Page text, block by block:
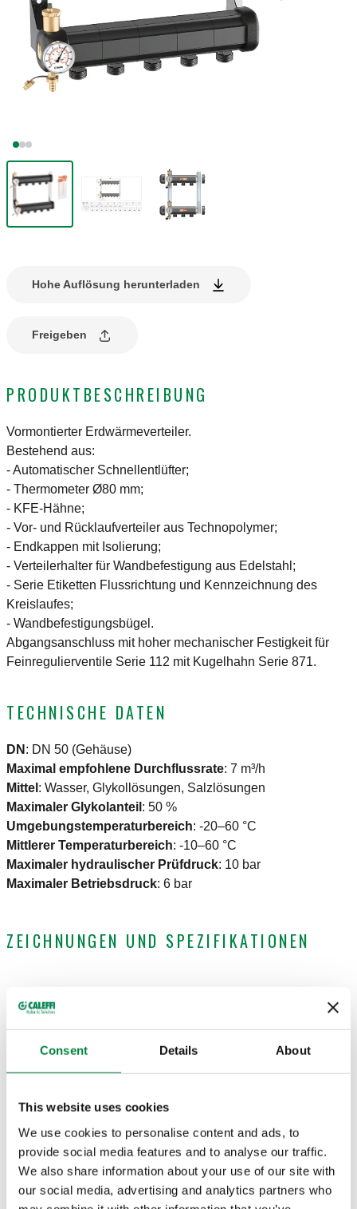
Consent Details About
This website uses cookies
We use cookies to personalise content and ads, to
provide social media features and to analyse our traffic.
We also share information about your use of our site with
our social media, advertising and analytics partners who
Hohe Auflösung herunterladen
Freigeben
PRODUKTBESCHREIBUNG
Vormontierter Erdwärmeverteiler.
Bestehend aus:
- Automatischer Schnellentlüfter;
- Thermometer Ø80 mm;
- KFE-Hähne;
- Vor- und Rücklaufverteiler aus Technopolymer;
- Endkappen mit Isolierung;
- Verteilerhalter für Wandbefestigung aus Edelstahl;
- Serie Etiketten Flussrichtung und Kennzeichnung des
Kreislaufes;
- Wandbefestigungsbügel.
Abgangsanschluss mit hoher mechanischer Festigkeit für
Feinregulierventile Serie 112 mit Kugelhahn Serie 871.
TECHNISCHE DATEN
DN : DN 50 (Gehäuse)
Maximal empfohlene Durchflussrate: 7 m³/h
Mittel : Wasser, Glykollösungen, Salzlösungen
Maximaler Glykolanteil : 50 %
Umgebungstemperaturbereich: -20–60 °C
Mittlerer Temperaturbereich: -10–60 °C
Maximaler hydraulischer Prüfdruck: 10 bar
Maximaler Betriebsdruck: 6 bar
ZEICHNUNGEN UND SPEZIFIKATIONEN
1107B5
G 1 1/4" (ISO 228-1)
42 p. 2,5 TR
3D-Modelle
Ausschreibungstext Anzeigen Kopieren